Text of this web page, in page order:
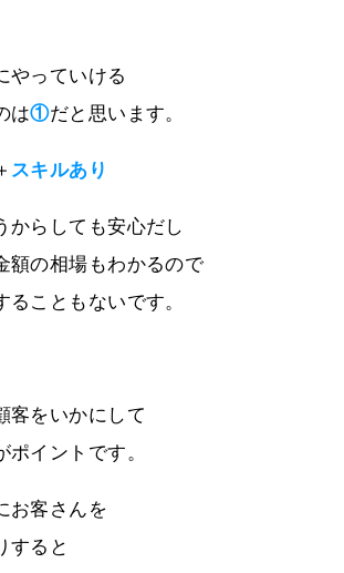
やっていける
は①だと思います。
スキルあり
からしても安心だし
額の相場もわかるので
ることもないです。
客をいかにして
イントです。
お客さんを
すると